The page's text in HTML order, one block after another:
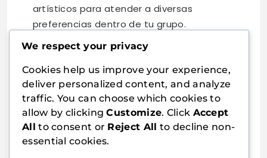
artísticos para atender a diversas
preferencias dentro de tu grupo.
Impacto del arte de la
expansión en la atmósfera del
juego
El arte en las expansiones de Dixit impacta
significativamente la atmósfera del juego,
We respect your privacy
Cookies help us improve your experience,
deliver personalized content, and analyze
traffic. You can choose which cookies to
allow by clickingCustomize. Click Accept
All to consent or Reject All to decline non-
essential cookies.